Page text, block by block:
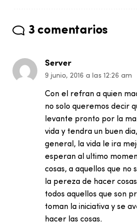
3 comentarios
Server
9 junio, 2016 a las 12:26 am
Con el refran a quien
no solo queremos decir
levante pronto por la
vida y tendra un buen
general, la vida le ira
esperan al ultimo
cosas, a aquellos que no
la pereza de hacer
todos aquellos que son
toman la iniciativa y se
hacer las cosas.